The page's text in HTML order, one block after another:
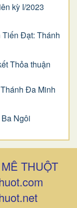
kỳ I/2023
Tiến Đạt: Thánh
Thỏa thuận
Đa Minh
Ngôi
THUỘT